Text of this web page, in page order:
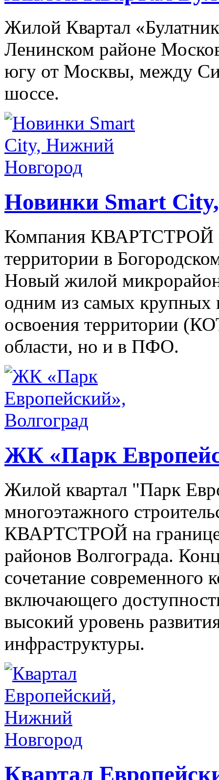
Жилой Квартал
Ленинском районе
югу от Москвы, между
шоссе.
Новинки Smart
Компания КВАРТСТРОЙ
территории в
Новый жилой
одним из самых крупных
освоения территории
области, но и в ПФО.
ЖК «Парк
Жилой квартал "Парк
многоэтажного
КВАРТСТРОЙ на границе
районов Волгограда.
сочетание современного
включающего
высокий уровень
инфраструктуры.
Квартал